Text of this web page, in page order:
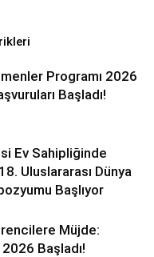
Programı 2026
Başladı!
Ev Sahipliğinde
Uluslararası Dünya
Başlıyor
Müjde:
Başladı!